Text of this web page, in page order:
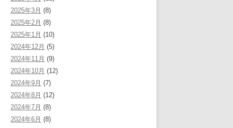
2025年3月 (8)
2025年2月 (8)
2025年1月 (10)
2024年12月 (5)
2024年11月 (9)
2024年10月 (12)
2024年9月 (7)
2024年8月 (12)
2024年7月 (8)
2024年6月 (8)